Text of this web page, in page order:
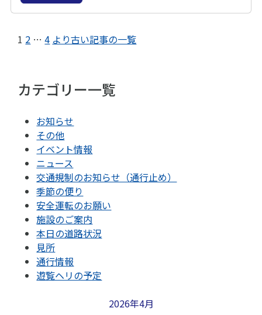
1 2 … 4 より古い記事の一覧
カテゴリー一覧
お知らせ
その他
イベント情報
ニュース
交通規制のお知らせ（通行止め）
季節の便り
安全運転のお願い
施設のご案内
本日の道路状況
見所
通行情報
遊覧ヘリの予定
2026年4月